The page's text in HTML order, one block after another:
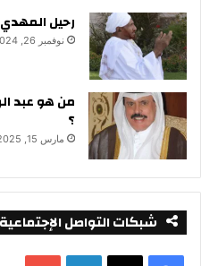
رحيل
نوفمبر 26, 2024
من هو عبد
؟
مارس 15, 2025
شبكات التواصل الإجتماعية